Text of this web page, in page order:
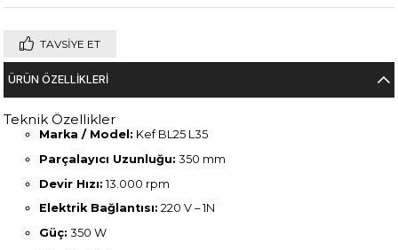
TAVSIYE ET
ÜRÜN ÖZELLIKLERI
Teknik Özellikler
Marka / Model: Kef BL25 L35
Parçalayıcı Uzunluğu: 350 mm
Devir Hızı: 13.000 rpm
Elektrik Bağlantısı: 220 V – 1N
Güç: 350 W